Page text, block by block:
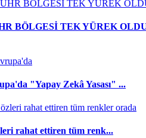
BÖLGESİ TEK YÜREK
"Yapay Zekâ Yasası" ...
rahat ettiren tüm renk...